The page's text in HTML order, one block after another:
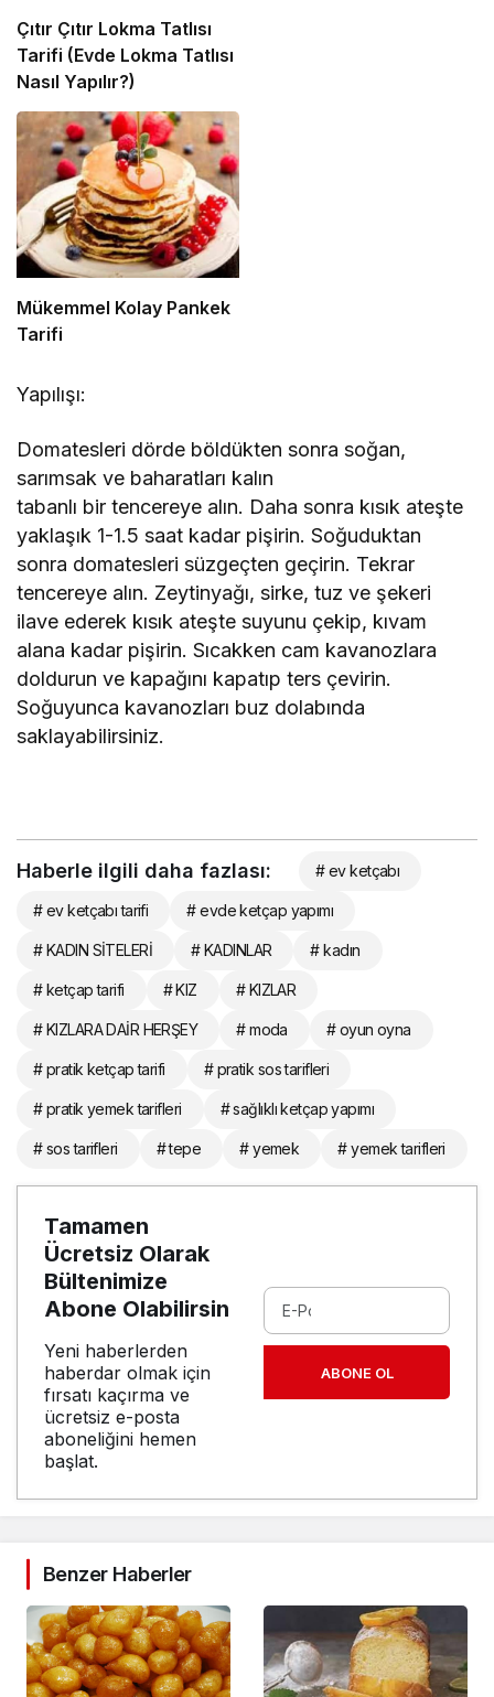
Çıtır Çıtır Lokma Tatlısı
Tarifi (Evde Lokma Tatlısı
Nasıl Yapılır?)
Mükemmel Kolay Pankek
Tarifi
Yapılışı:
Domatesleri dörde böldükten sonra soğan,
sarımsak ve baharatları kalın
tabanlı bir tencereye alın. Daha sonra kısık ateşte
yaklaşık 1-1.5 saat kadar pişirin. Soğuduktan
sonra domatesleri süzgeçten geçirin. Tekrar
tencereye alın. Zeytinyağı, sirke, tuz ve şekeri
ilave ederek kısık ateşte suyunu çekip, kıvam
alana kadar pişirin. Sıcakken cam kavanozlara
doldurun ve kapağını kapatıp ters çevirin.
Soğuyunca kavanozları buz dolabında
saklayabilirsiniz.
Haberle ilgili daha fazlası: # ev ketçabı
# ev ketçabı tarifi # evde ketçap yapımı
# KADIN SİTELERİ # KADINLAR # kadın
# ketçap tarifi # KIZ # KIZLAR
# KIZLARA DAİR HERŞEY # moda # oyun oyna
# pratik ketçap tarifi # pratik sos tarifleri
# pratik yemek tarifleri # sağlıklı ketçap yapımı
# sos tarifleri # tepe # yemek # yemek tarifleri
Tamamen
Ücretsiz Olarak
Bültenimize
Abone Olabilirsin
Yeni haberlerden
haberdar olmak için
fırsatı kaçırma ve
ücretsiz e-posta
aboneliğini hemen
başlat.
ABONE OL
Benzer Haberler